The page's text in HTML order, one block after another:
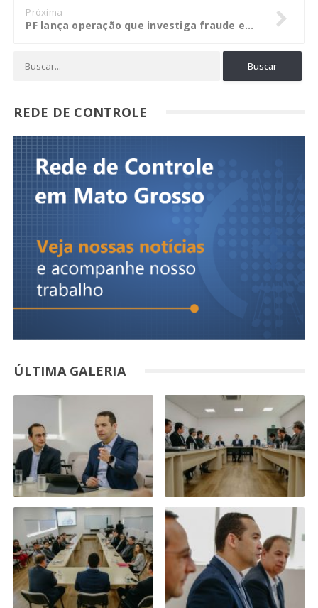
Próxima
PF lança operação que investiga fraude em obra em rodovia no RS
REDE DE CONTROLE
ÚLTIMA GALERIA